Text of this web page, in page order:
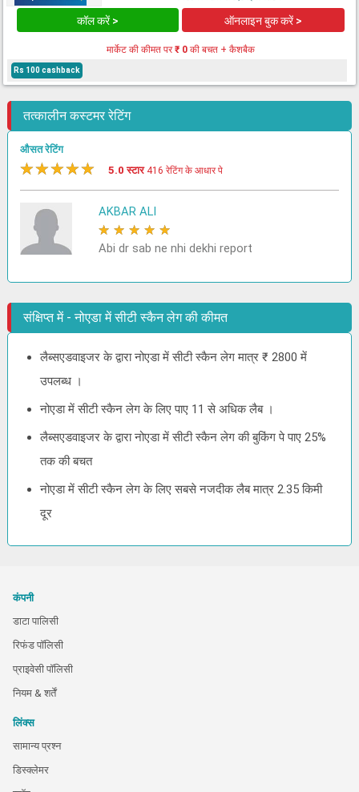
कॉल करें > ऑनलाइन बुक करें >
मार्केट की कीमत पर₹ 0की बचत + कैशबैक
Rs 100 cashback
तत्कालीन कस्टमर रेटिंग
औसत रेटिंग
★★★★★ 5.0 स्टार 416 रेटिंग के आधार पे
AKBAR ALI
★ ★ ★ ★ ★
Abi dr sab ne nhi dekhi report
संक्षिप्त में - नोएडा में सीटी स्कैन लेग की कीमत
लैब्सएडवाइजर के द्वारा नोएडा में सीटी स्कैन लेग मात्र ₹ 2800 में
उपलब्ध ।
नोएडा में सीटी स्कैन लेग के लिए पाए 11 से अधिक लैब ।
लैब्सएडवाइजर के द्वारा नोएडा में सीटी स्कैन लेग की बुकिंग पे पाए 25%
तक की बचत
नोएडा में सीटी स्कैन लेग के लिए सबसे नजदीक लैब मात्र 2.35 किमी
दूर
कंपनी
डाटा पालिसी
रिफंड पॉलिसी
प्राइवेसी पॉलिसी
नियम & शर्तें
लिंक्स
सामान्य प्रश्न
डिस्क्लेमर